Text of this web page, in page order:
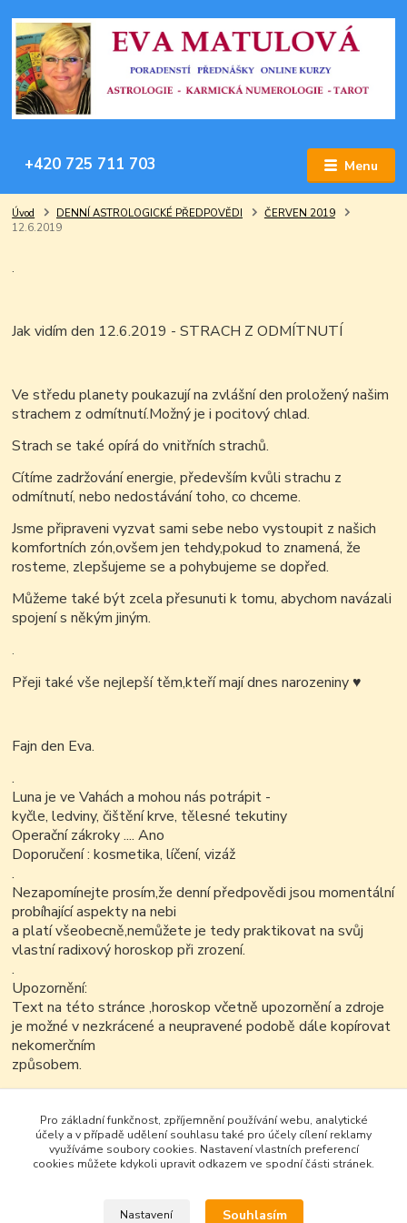
Menu
+420 725 711 703
Úvod DENNÍ ASTROLOGICKÉ PŘEDPOVĚDI
ČERVEN 2019
12.6.2019
.
Jak vidím den 12.6.2019 - STRACH Z ODMÍTNUTÍ
Ve středu planety poukazují na zvlášní den proložený našim
strachem z odmítnutí.Možný je i pocitový chlad.
Strach se také opírá do vnitřních strachů.
Cítíme zadržování energie, především kvůli strachu z
odmítnutí, nebo nedostávání toho, co chceme.
Jsme připraveni vyzvat sami sebe nebo vystoupit z našich
komfortních zón,ovšem jen tehdy,pokud to znamená, že
rosteme, zlepšujeme se a pohybujeme se dopřed.
Můžeme také být zcela přesunuti k tomu, abychom navázali
spojení s někým jiným.
.
Přeji také vše nejlepší těm,kteří mají dnes narozeniny♥
Fajn den Eva.
.
Luna je ve Vahách a mohou nás potrápit -
kyčle, ledviny, čištění krve, tělesné tekutiny
Operační zákroky .... Ano
Doporučení : kosmetika, líčení, vizáž
.
Nezapomínejte prosím,že denní předpovědi jsou momentální
probíhající aspekty na nebi
a platí všeobecně,nemůžete je tedy praktikovat na svůj
vlastní radixový horoskop při zrození.
.
Upozornění:
Text na této stránce ,horoskop včetně upozornění a zdroje
je možné v nezkrácené a neupravené podobě dále kopírovat
nekomerčním
způsobem.
Pro základní funkčnost, zpříjemnění používání webu, analytické
účely a v případě udělení souhlasu také pro účely cílení reklamy
využíváme soubory cookies. Nastavení vlastních preferencí
cookies můžete kdykoli upravit odkazem ve spodní části stránek.
Nastavení Souhlasím